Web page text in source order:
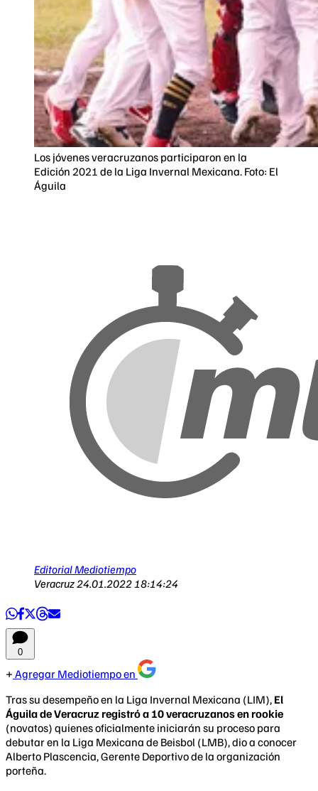
Los jóvenes veracruzanos participaron en la
Edición 2021 de la Liga Invernal Mexicana. Foto: El
Águila
Editorial Mediotiempo
Veracruz24.01.2022 18:14:24
0
Agregar Mediotiempo en
Tras su desempeño en la Liga Invernal Mexicana (LIM), El
Águila de Veracruz registró a 10 veracruzanos en rookie
(novatos) quienes oficialmente iniciarán su proceso para
debutar en la Liga Mexicana de Beisbol (LMB), dio a conocer
Alberto Plascencia, Gerente Deportivo de la organización
porteña.